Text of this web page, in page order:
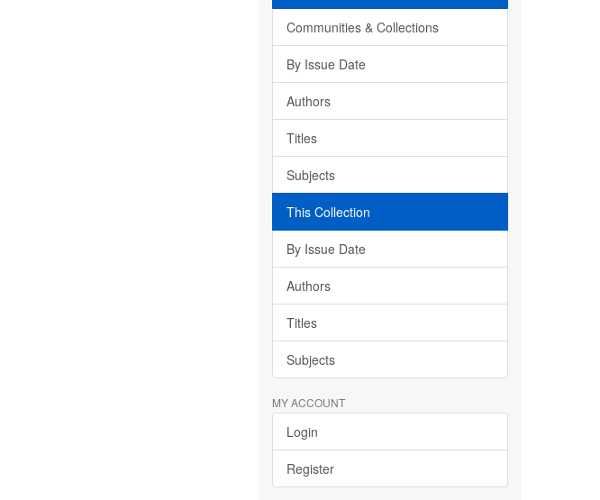
Communities & Collections
By Issue Date
Authors
Titles
Subjects
This Collection
By Issue Date
Authors
Titles
Subjects
MY ACCOUNT
Login
Register